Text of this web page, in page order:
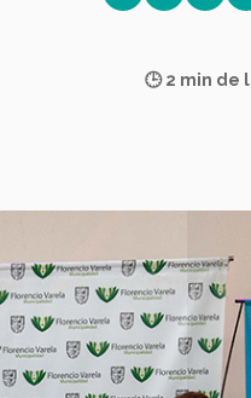
🕒 2 min de